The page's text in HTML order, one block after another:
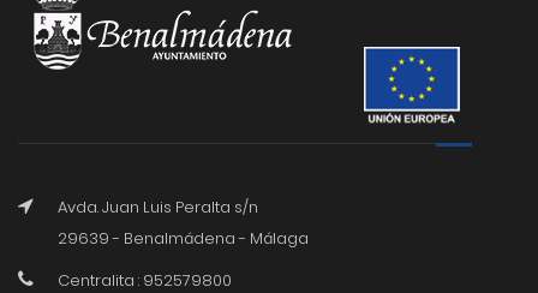
Avda. Juan Luis Peralta s/n
29639 - Benalmádena - Málaga
Centralita : 952579800